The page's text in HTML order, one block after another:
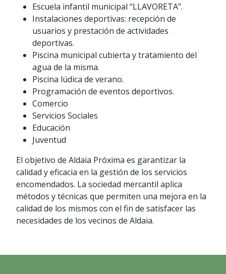
Escuela infantil municipal “LLAVORETA”.
Instalaciones deportivas: recepción de
usuarios y prestación de actividades
deportivas.
Piscina municipal cubierta y tratamiento del
agua de la misma.
Piscina lúdica de verano.
Programación de eventos deportivos.
Comercio
Servicios Sociales
Educación
Juventud
El objetivo de Aldaia Próxima es garantizar la
calidad y eficacia en la gestión de los servicios
encomendados. La sociedad mercantil aplica
métodos y técnicas que permiten una mejora en la
calidad de los mismos con el fin de satisfacer las
necesidades de los vecinos de Aldaia.